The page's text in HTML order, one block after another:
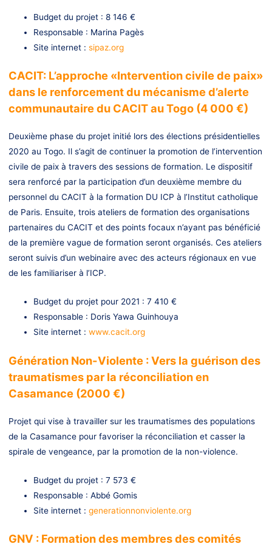
Budget du projet : 8 146 €
Responsable : Marina Pagès
Site internet : sipaz.org
CACIT: L’approche «Intervention civile de paix»
dans le renforcement du mécanisme d’alerte
communautaire du CACIT au Togo (4 000 €)
Deuxième phase du projet initié lors des élections présidentielles
2020 au Togo. Il s’agit de continuer la promotion de l’intervention
civile de paix à travers des sessions de formation. Le dispositif
sera renforcé par la participation d’un deuxième membre du
personnel du CACIT à la formation DU ICP à l’Institut catholique
de Paris. Ensuite, trois ateliers de formation des organisations
partenaires du CACIT et des points focaux n’ayant pas bénéficié
de la première vague de formation seront organisés. Ces ateliers
seront suivis d’un webinaire avec des acteurs régionaux en vue
de les familiariser à l’ICP.
Budget du projet pour 2021 : 7 410 €
Responsable : Doris Yawa Guinhouya
Site internet : www.cacit.org
Génération Non-Violente : Vers la guérison des
traumatismes par la réconciliation en
Casamance (2000 €)
Projet qui vise à travailler sur les traumatismes des populations
de la Casamance pour favoriser la réconciliation et casser la
spirale de vengeance, par la promotion de la non-violence.
Budget du projet : 7 573 €
Responsable : Abbé Gomis
Site internet : generationnonviolente.org
GNV : Formation des membres des comités